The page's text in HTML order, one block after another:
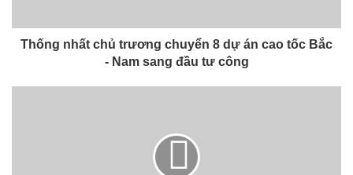
Thống nhất chủ trương chuyển 8 dự án cao tốc Bắc
- Nam sang đầu tư công